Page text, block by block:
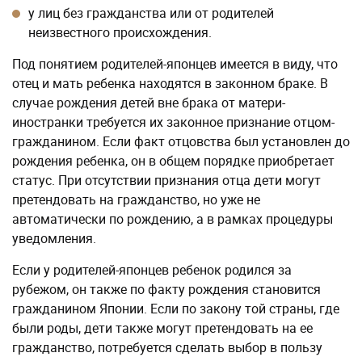
у лиц без гражданства или от родителей
неизвестного происхождения.
Под понятием родителей-японцев имеется в виду, что
отец и мать ребенка находятся в законном браке. В
случае рождения детей вне брака от матери-
иностранки требуется их законное признание отцом-
гражданином. Если факт отцовства был установлен до
рождения ребенка, он в общем порядке приобретает
статус. При отсутствии признания отца дети могут
претендовать на гражданство, но уже не
автоматически по рождению, а в рамках процедуры
уведомления.
Если у родителей-японцев ребенок родился за
рубежом, он также по факту рождения становится
гражданином Японии. Если по закону той страны, где
были роды, дети также могут претендовать на ее
гражданство, потребуется сделать выбор в пользу